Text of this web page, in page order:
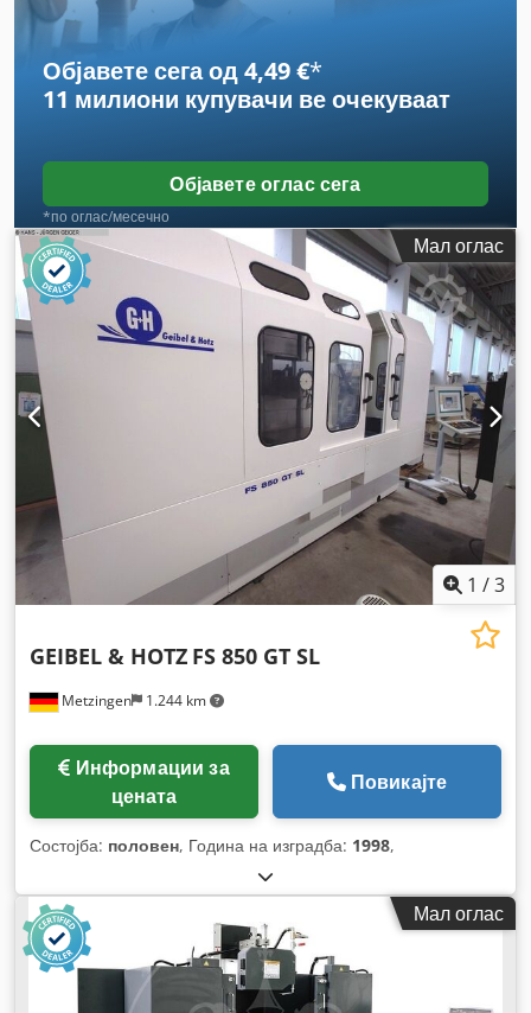
Објавете сега од 4,49 €*
11 милиони купувачи ве очекуваат
Објавете оглас сега
*по оглас/месечно
Мал оглас
1 /3
Metzingen 1.244 km
GEIBEL & HOTZ FS 850 GT SL
цената
Повикајте
Состојба: половен, Година на изградба: 1998,
Мал оглас